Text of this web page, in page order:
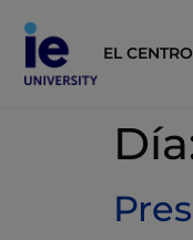
EL CENTRO